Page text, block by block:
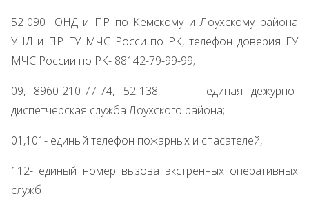
52-090- ОНД и ПР по Кемскому и Лоухскому района
УНД и ПР ГУ МЧС Росси по РК, телефон доверия ГУ
МЧС России по РК- 88142-79-99-99;
09, 8960-210-77-74, 52-138, - единая дежурно-
диспетчерская служба Лоухского района;
01,101- единый телефон пожарных и спасателей,
112- единый номер вызова экстренных оперативных
служб